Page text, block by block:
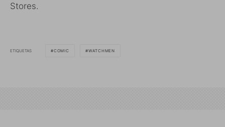
Stores.
ETIQUETAS COMIC WATCHMEN